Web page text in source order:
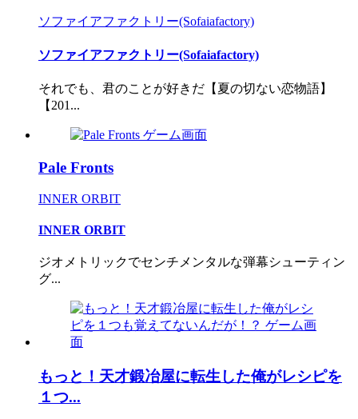
ソファイアファクトリー(Sofaiafactory)
ソファイアファクトリー(Sofaiafactory)
それでも、君のことが好きだ【夏の切ない恋物語】
【201...
Pale Fronts
INNER ORBIT
INNER ORBIT
ジオメトリックでセンチメンタルな弾幕シューティン
グ...
もっと！天才鍛冶屋に転生した俺がレシピを
１つ...